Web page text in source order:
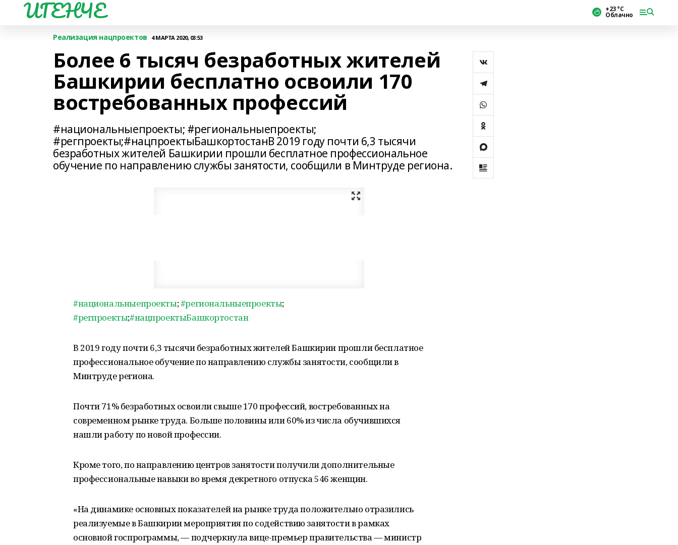
ИГЕНЧЕ +23 °С
Облачно
Реализация нацпроектов 4 МАРТА 2020, 03:53
Более 6 тысяч безработных жителей
Башкирии бесплатно освоили 170
востребованных профессий
#национальныепроекты; #региональныепроекты;
#регпроекты;#нацпроектыБашкортостанВ 2019 году почти 6,3 тысячи
безработных жителей Башкирии прошли бесплатное профессиональное
обучение по направлению службы занятости, сообщили в Минтруде региона.
#национальныепроекты;#региональныепроекты;
#регпроекты;#нацпроектыБашкортостан
В 2019 году почти 6,3 тысячи безработных жителей Башкирии прошли бесплатное
профессиональное обучение по направлению службы занятости, сообщили в
Минтруде региона.
Почти 71% безработных освоили свыше 170 профессий, востребованных на
современном рынке труда. Больше половины или 60% из числа обучившихся
нашли работу по новой профессии.
Кроме того, по направлению центров занятости получили дополнительные
профессиональные навыки во время декретного отпуска 546 женщин.
«На динамике основных показателей на рынке труда положительно отразились
реализуемые в Башкирии мероприятия по содействию занятости в рамках
основной госпрограммы, — подчеркнула вице-премьер правительства — министр